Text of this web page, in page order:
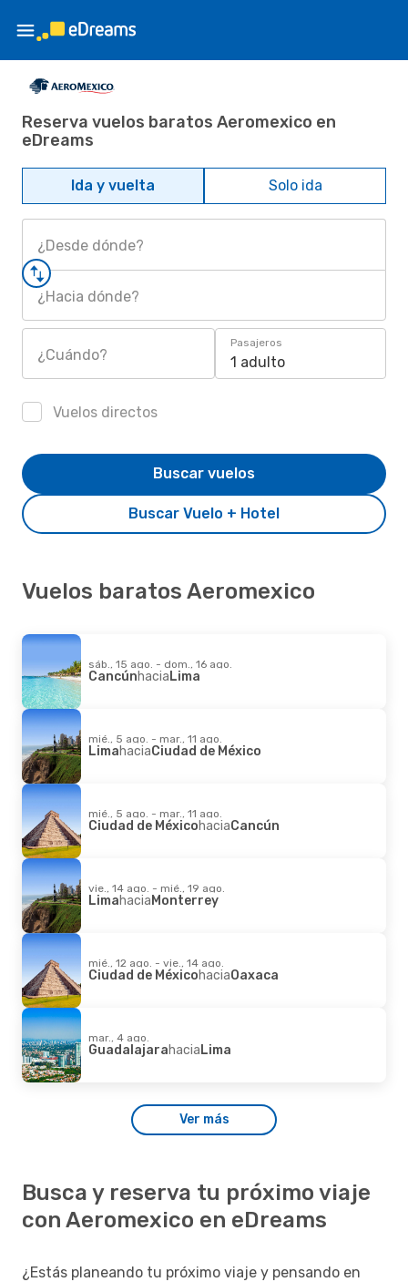
Reserva vuelos baratos Aeromexico en
eDreams
Ida y vuelta Solo ida
¿Desde dónde?
¿Hacia dónde?
¿Cuándo?
Pasajeros
1 adulto
Vuelos directos
Buscar Vuelo + Hotel
Buscar vuelos
Vuelos baratos Aeromexico
sáb., 15 ago. - dom., 16 ago.
CancúnhaciaLima
mié., 5 ago. - mar., 11 ago.
LimahaciaCiudad de México
mié., 5 ago. - mar., 11 ago.
Ciudad de MéxicohaciaCancún
vie., 14 ago. - mié., 19 ago.
LimahaciaMonterrey
mié., 12 ago. - vie., 14 ago.
Ciudad de MéxicohaciaOaxaca
mar., 4 ago.
GuadalajarahaciaLima
Ver más
Busca y reserva tu próximo viaje
con Aeromexico en eDreams
¿Estás planeando tu próximo viaje y pensando en